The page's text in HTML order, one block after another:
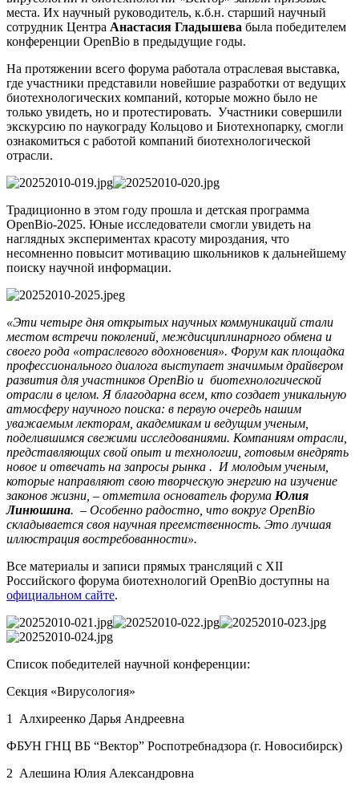
места. Их научный руководитель, к.б.н. старший научный
сотрудник Центра Анастасия Гладышева была победителем
конференции OpenBio в предыдущие годы.
На протяжении всего форума работала отраслевая выставка,
где участники представили новейшие разработки от ведущих
биотехнологических компаний, которые можно было не
только увидеть, но и протестировать. Участники совершили
экскурсию по наукограду Кольцово и Биотехнопарку, смогли
ознакомиться с работой компаний биотехнологической
отрасли.
Традиционно в этом году прошла и детская программа
OpenBio-2025. Юные исследователи смогли увидеть на
наглядных экспериментах красоту мироздания, что
несомненно повысит мотивацию школьников к дальнейшему
поиску научной информации.
«Эти четыре дня открытых научных коммуникаций стали
местом встречи поколений, междисциплинарного обмена и
своего рода «отраслевого вдохновения». Форум как площадка
профессионального диалога выступает значимым драйвером
развития для участников OpenBio и биотехнологической
отрасли в целом. Я благодарна всем, кто создает уникальную
атмосферу научного поиска: в первую очередь нашим
уважаемым лекторам, академикам и ведущим ученым,
поделившимся свежими исследованиями. Компаниям отрасли,
представляющих свой опыт и технологии, готовым внедрять
новое и отвечать на запросы рынка . И молодым ученым,
которые направляют свою творческую энергию на изучение
законов жизни, – отметила основатель форума Юлия
Линюшина. – Особенно радостно, что вокруг OpenBio
складывается своя научная преемственность. Это лучшая
иллюстрация востребованности».
Все материалы и записи прямых трансляций с XII
Российского форума биотехнологий OpenBio доступны на
официальном сайте.
Список победителей научной конференции:
Секция «Вирусология»
1 Алхиреенко Дарья Андреевна
ФБУН ГНЦ ВБ “Вектор” Роспотребнадзора (г. Новосибирск)
2 Алешина Юлия Александровна